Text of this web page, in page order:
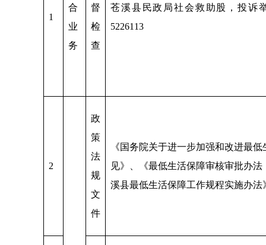
1
合
业
务
督
检
查
苍溪县民政局社会救助股，投诉
5226113
2
政
策
法
规
文
件
《国务院关于进一步加强和改进最
见》、《最低生活保障审核审批办
溪县最低生活保障工作规程实施办法